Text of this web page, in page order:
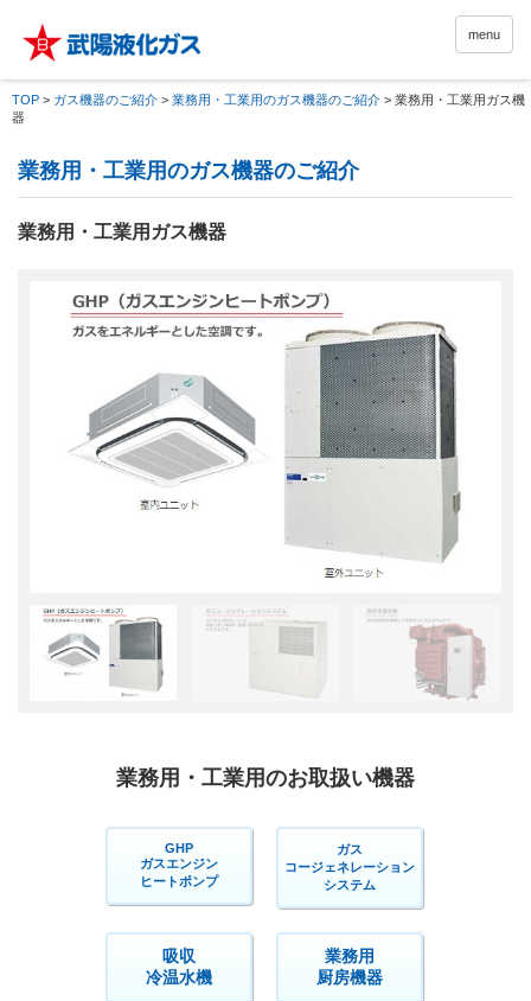
menu
TOP > ガス機器のご紹介 > 業務用・工業用のガス機器のご紹介 > 業務用・工業用ガス機
器
業務用・工業用のガス機器のご紹介
業務用・工業用ガス機器
業務用・工業用のお取扱い機器
GHP
ガスエンジン
ヒートポンプ
ガス
コージェネレーション
システム
吸収
冷温水機
業務用
厨房機器